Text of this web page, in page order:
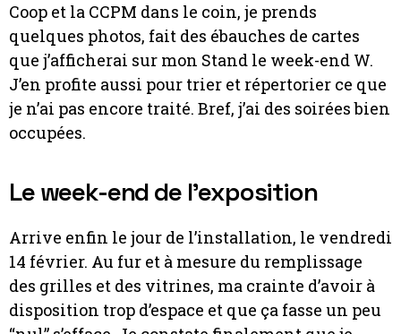
Coop et la CCPM dans le coin, je prends
quelques photos, fait des ébauches de cartes
que j’afficherai sur mon Stand le week-end W.
J’en profite aussi pour trier et répertorier ce que
je n’ai pas encore traité. Bref, j’ai des soirées bien
occupées.
Le week-end de l’exposition
Arrive enfin le jour de l’installation, le vendredi
14 février. Au fur et à mesure du remplissage
des grilles et des vitrines, ma crainte d’avoir à
disposition trop d’espace et que ça fasse un peu